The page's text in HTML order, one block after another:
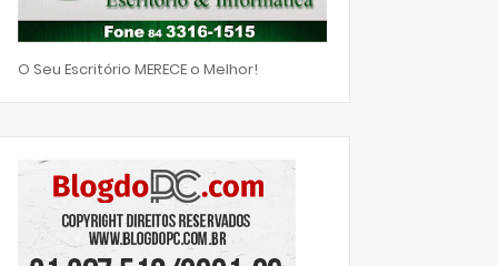
O Seu Escritório MERECE o Melhor!